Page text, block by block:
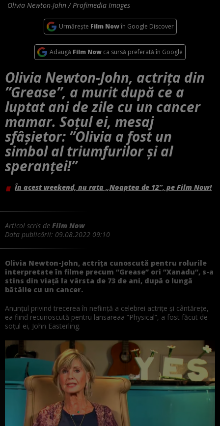
Olivia Newton-John / Profimedia Images
Urmărește Film Nowîn Google Discover
Adaugă Film Now ca sursă preferată în Google
Olivia Newton-John, actrița din
”Grease”, a murit după ce a
luptat ani de zile cu un cancer
mamar. Soțul ei, mesaj
sfâșietor: ”Olivia a fost un
simbol al triumfurilor şi al
speranţei!”
În acest weekend, nu rata „Noaptea de 12”, pe Film Now!
Articol scris de Film Now
Data publicării: 09.08.2022 09:10
Olivia Newton-John, actriţa cunoscută pentru rolurile
interpretate în filme precum ”Grease” ori ”Xanadu”, s-a
stins din viață la vârsta de 73 de ani, după o lungă
bătălie cu un cancer.
Anunțul privind trecerea în neființă a celebrei actrițe și cântărețe,
ea fiind recunoscută pentru lansareaa ”Physical”, a fost făcut de
soțul ei, John Easterling.